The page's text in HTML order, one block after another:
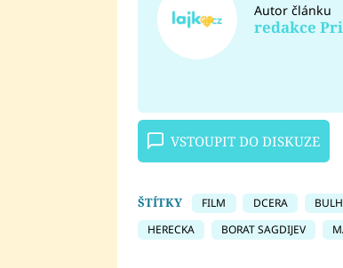
Autor článku
redakce
VSTOUPIT DO DISKUZE
ŠTÍTKY FILM DCERA
HERECKA
BORAT SAGDIJEV